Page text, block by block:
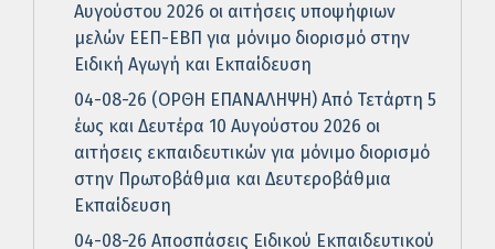
Αυγούστου 2026 οι αιτήσεις υποψήφιων
μελών ΕΕΠ-ΕΒΠ για μόνιμο διορισμό στην
Ειδική Αγωγή και Εκπαίδευση
04-08-26 (ΟΡΘΗ ΕΠΑΝΑΛΗΨΗ) Από Τετάρτη 5
έως και Δευτέρα 10 Αυγούστου 2026 οι
αιτήσεις εκπαιδευτικών για μόνιμο διορισμό
στην Πρωτοβάθμια και Δευτεροβάθμια
Εκπαίδευση
04-08-26 Αποσπάσεις Ειδικού Εκπαιδευτικού